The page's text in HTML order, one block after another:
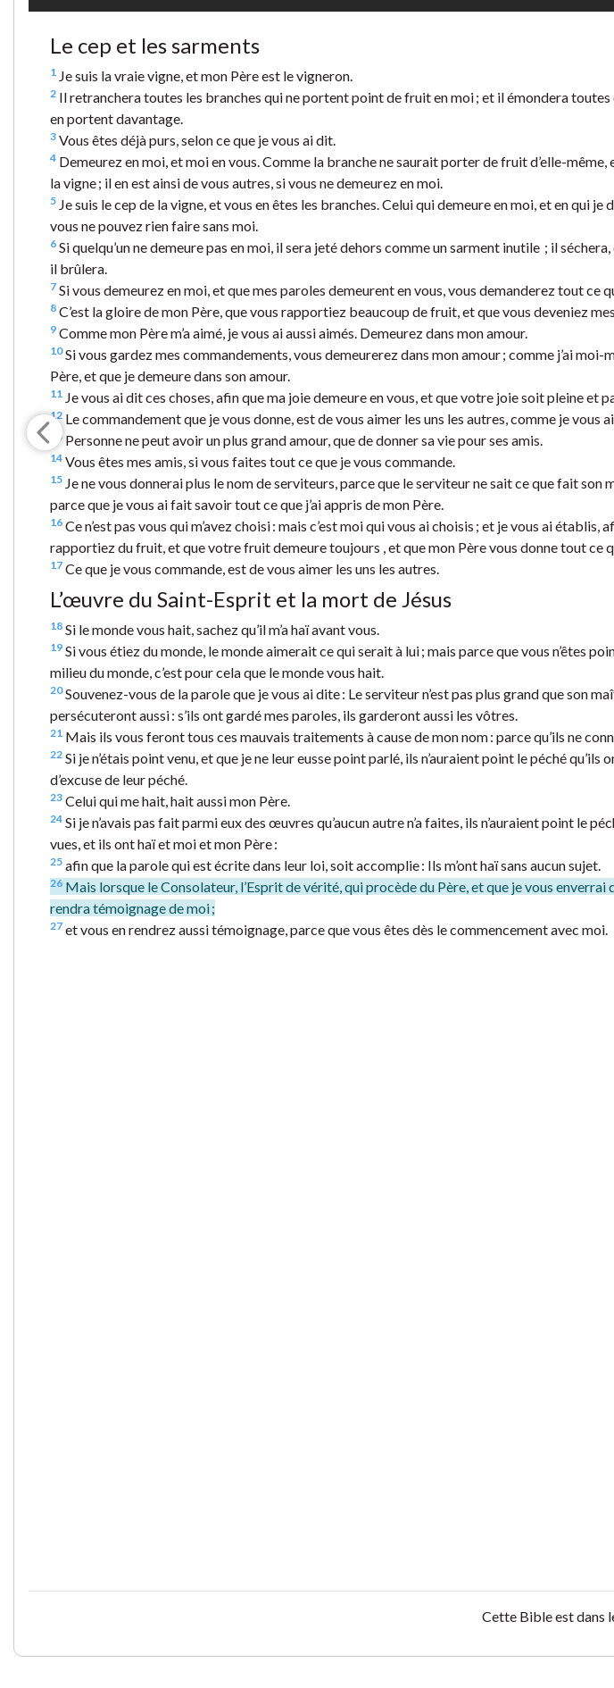
Le cep et les sarments
1 Je suis la vraie vigne, et mon Père est le vigneron.
2 Il retranchera toutes les branches qui ne portent point de fruit en moi ; et il émondera
en portent davantage.
3 Vous êtes déjà purs, selon ce que je vous ai dit.
4 Demeurez en moi, et moi en vous. Comme la branche ne saurait porter de fruit d’elle-même,
la vigne ; il en est ainsi de vous autres, si vous ne demeurez en moi.
5 Je suis le cep de la vigne, et vous en êtes les branches. Celui qui demeure en moi, et en qui
vous ne pouvez rien faire sans moi.
6 Si quelqu’un ne demeure pas en moi, il sera jeté dehors comme un sarment inutile ; il
il brûlera.
7 Si vous demeurez en moi, et que mes paroles demeurent en vous, vous demanderez tout ce
8 C’est la gloire de mon Père, que vous rapportiez beaucoup de fruit, et que vous deveniez
9 Comme mon Père m’a aimé, je vous ai aussi aimés. Demeurez dans mon amour.
10Si vous gardez mes commandements, vous demeurerez dans mon amour ; comme j’ai
Père, et que je demeure dans son amour.
11 Je vous ai dit ces choses, afin que ma joie demeure en vous, et que votre joie soit pleine et
12 Le commandement que je vous donne, est de vous aimer les uns les autres, comme je vous
13 Personne ne peut avoir un plus grand amour, que de donner sa vie pour ses amis.
14 Vous êtes mes amis, si vous faites tout ce que je vous commande.
15 Je ne vous donnerai plus le nom de serviteurs, parce que le serviteur ne sait ce que fait son
parce que je vous ai fait savoir tout ce que j’ai appris de mon Père.
16 Ce n’est pas vous qui m’avez choisi : mais c’est moi qui vous ai choisis ; et je vous ai établis,
rapportiez du fruit, et que votre fruit demeure toujours , et que mon Père vous donne tout ce
17 Ce que je vous commande, est de vous aimer les uns les autres.
L’œuvre du Saint-Esprit et la mort de Jésus
18 Si le monde vous hait, sachez qu’il m’a haï avant vous.
19 Si vous étiez du monde, le monde aimerait ce qui serait à lui ; mais parce que vous n’êtes
milieu du monde, c’est pour cela que le monde vous hait.
20Souvenez-vous de la parole que je vous ai dite : Le serviteur n’est pas plus grand que son
persécuteront aussi : s’ils ont gardé mes paroles, ils garderont aussi les vôtres.
21 Mais ils vous feront tous ces mauvais traitements à cause de mon nom : parce qu’ils ne
22 Si je n’étais point venu, et que je ne leur eusse point parlé, ils n’auraient point le péché qu’ils
d’excuse de leur péché.
23 Celui qui me hait, hait aussi mon Père.
24 Si je n’avais pas fait parmi eux des œuvres qu’aucun autre n’a faites, ils n’auraient point le
vues, et ils ont haï et moi et mon Père :
25 afin que la parole qui est écrite dans leur loi, soit accomplie : Ils m’ont haï sans aucun sujet.
26 Mais lorsque le Consolateur, l’Esprit de vérité, qui procède du Père, et que je vous enverrai
rendra témoignage de moi ;
27 et vous en rendrez aussi témoignage, parce que vous êtes dès le commencement avec moi.
Cette Bible est dans